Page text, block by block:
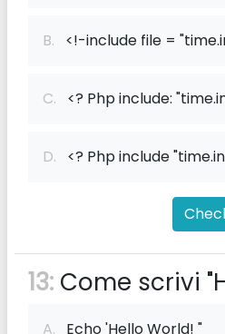
B. <!-include file =
C. <? Php include:
D. <? Php include
13: Come scrivi
A. Echo 'Hello World! "